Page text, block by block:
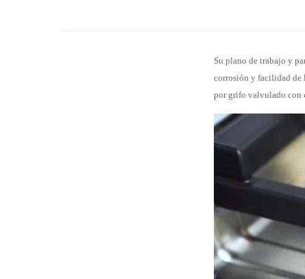
Su plano de trabajo y
corrosión y facilidad de
por grifo valvulado con